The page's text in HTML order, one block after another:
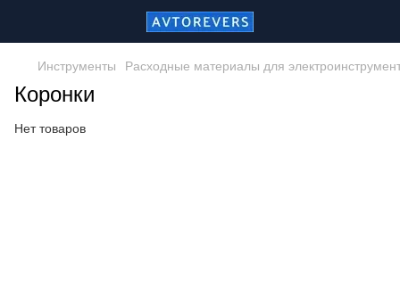
Инструменты Расходные материалы для
Коронки
Нет товаров